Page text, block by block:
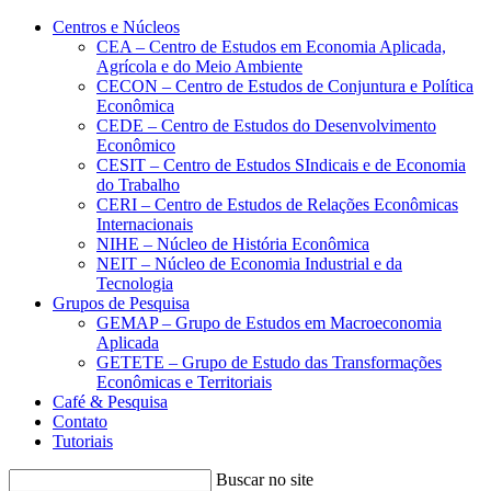
Conteúdo principal Menu principal
Centros e Núcleos
CEA – Centro de Estudos em Economia Aplicada,
Agrícola e do Meio Ambiente
CECON – Centro de Estudos de Conjuntura e Política
Econômica
CEDE – Centro de Estudos do Desenvolvimento
Econômico
CESIT – Centro de Estudos SIndicais e de Economia
do Trabalho
CERI – Centro de Estudos de Relações Econômicas
Internacionais
NIHE – Núcleo de História Econômica
NEIT – Núcleo de Economia Industrial e da
Tecnologia
Grupos de Pesquisa
GEMAP – Grupo de Estudos em Macroeconomia
Aplicada
GETETE – Grupo de Estudo das Transformações
Econômicas e Territoriais
Café & Pesquisa
Contato
Tutoriais
Buscar no site